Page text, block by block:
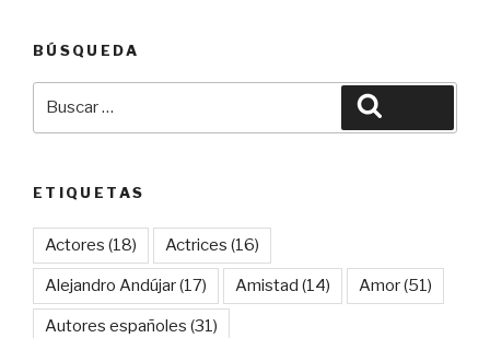
BÚSQUEDA
ETIQUETAS
Actores (18) Actrices (16)
Alejandro Andújar(17) Amistad (14) Amor(51)
Autores españoles (31)